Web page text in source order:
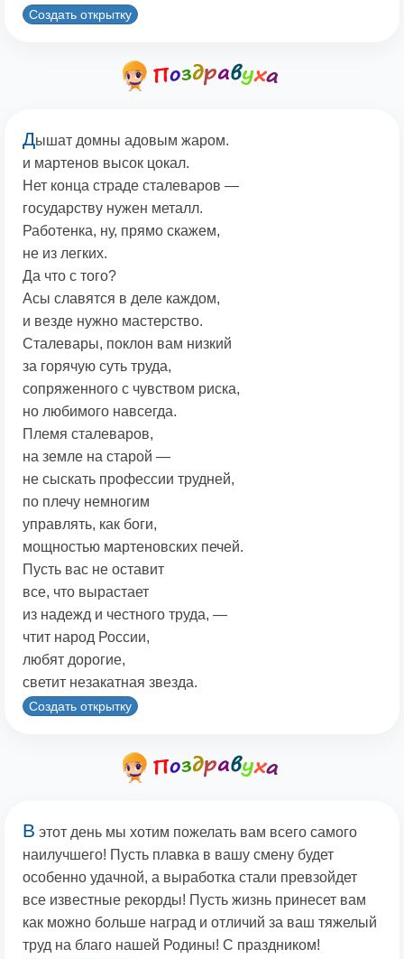
Создать открытку
Дышат домны адовым жаром.
и мартенов высок цокал.
Нет конца страде сталеваров —
государству нужен металл.
Работенка, ну, прямо скажем,
не из легких.
Да что с того?
Асы славятся в деле каждом,
и везде нужно мастерство.
Сталевары, поклон вам низкий
за горячую суть труда,
сопряженного с чувством риска,
но любимого навсегда.
Племя сталеваров,
на земле на старой —
не сыскать профессии трудней,
по плечу немногим
управлять, как боги,
мощностью мартеновских печей.
Пусть вас не оставит
все, что вырастает
из надежд и честного труда, —
чтит народ России,
любят дорогие,
светит незакатная звезда.
Создать открытку
В этот день мы хотим пожелать вам всего самого
наилучшего! Пусть плавка в вашу смену будет
особенно удачной, а выработка стали превзойдет
все известные рекорды! Пусть жизнь принесет вам
как можно больше наград и отличий за ваш тяжелый
труд на благо нашей Родины! С праздником!